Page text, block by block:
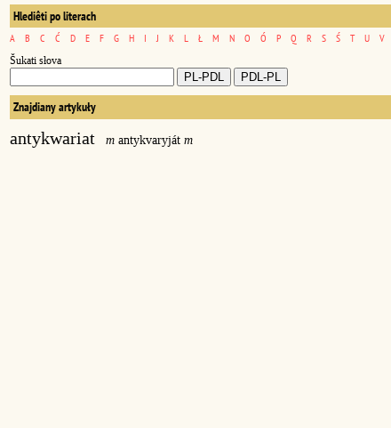
Hlediêti po literach
A B C Ć D E F G H I J K L Ł M N O Ó P Q R S Ś T U V
Šukati słova
Znajdiany artykuły
antykwariat m antykvaryját m